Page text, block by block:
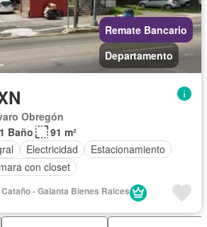
Remate Bancario
Departamento
Obregón
1 Baño
91 m²
Electricidad
Estacionamiento
con closet
- Galanta Bienes Raices